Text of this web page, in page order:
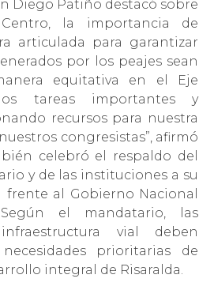
Diego Patiño destacó sobre
la importancia de
articulada para garantizar
por los peajes sean
equitativa en el Eje
tareas importantes y
recursos para nuestra
congresistas”, afirmó
celebró el respaldo del
y de las instituciones a su
frente al Gobierno Nacional
el mandatario, las
vial deben
prioritarias de
integral de Risaralda.